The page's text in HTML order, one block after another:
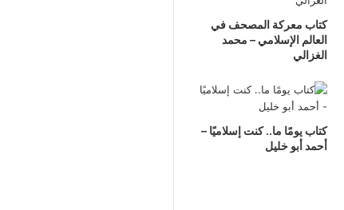
كتاب معركة المصحف في
العالم الإسلامي – محمد
الغزالي
كتاب يومًا ما.. كنت إسلاميًا –
أحمد أبو خليل